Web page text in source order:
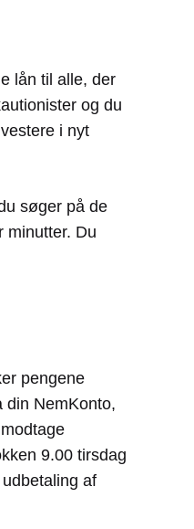
lån til alle, der
og du
i nyt
søger på de
minutter. Du
pengene
din NemKonto,
9.00 tirsdag
af